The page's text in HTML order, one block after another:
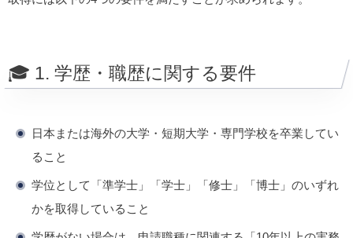
🎓 1. 学歴・職歴に関する要件
日本または海外の大学・短期大学・専門学校を卒業してい
ること
学位として「準学士」「学士」「修士」「博士」のいずれ
かを取得していること